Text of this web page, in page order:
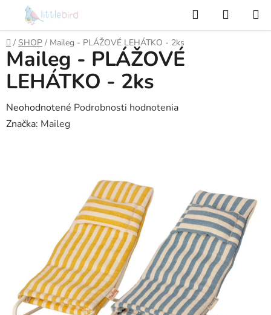
obsah
Hľadať
KOŠÍK
Domov
/ SHOP / Maileg - PLÁŽOVÉ LEHÁTKO - 2ks
Maileg - PLÁŽOVÉ
LEHÁTKO - 2ks
Priemerné
hodnotenie
Neohodnotené Podrobnosti hodnotenia
Značka: Maileg